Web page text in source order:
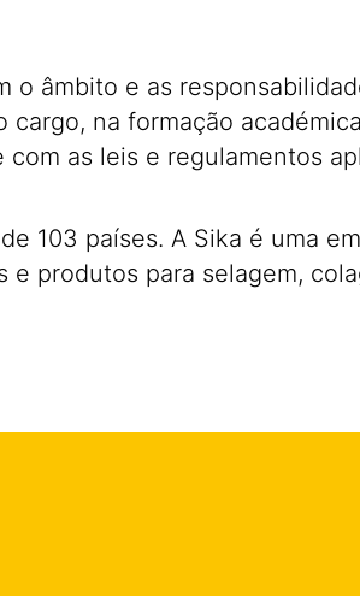
âmbito e as
na formação
as leis e regulamentos
103 países. A Sika é uma
produtos para selagem,